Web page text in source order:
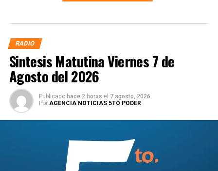
RADIO
Sintesis Matutina Viernes 7 de
Agosto del 2026
Publicado hace 2 horas el 7 agosto, 2026
Por AGENCIA NOTICIAS 5TO PODER